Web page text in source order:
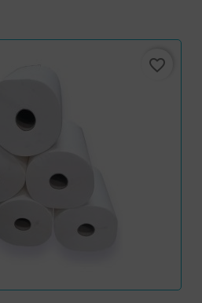
favorite_border